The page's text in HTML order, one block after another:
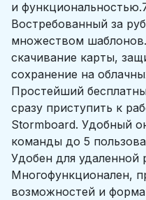
и
Востребованный за
множеством
скачивание карты,
сохранение на
Простейший
сразу приступить к
Stormboard. Удобный
команды до 5
Удобен для удаленной
Многофункционален,
возможностей и